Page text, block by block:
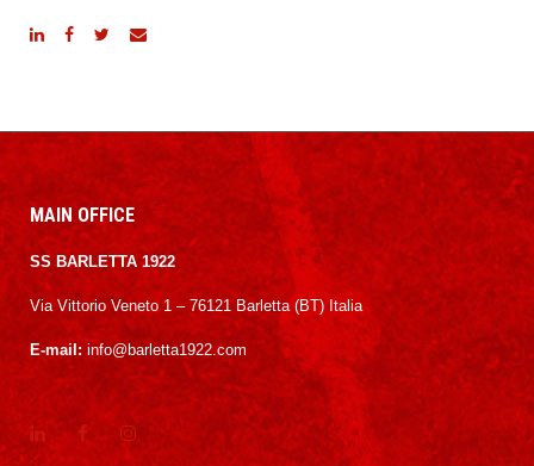
MAIN OFFICE
SS BARLETTA 1922
Via Vittorio Veneto 1 – 76121 Barletta (BT) Italia
E-mail: info@barletta1922.com